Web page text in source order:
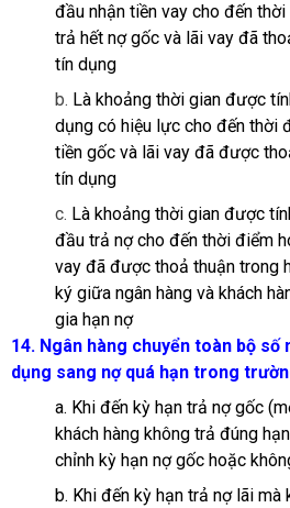
đầu nhận tiền vay cho đến
trả hết nợ gốc và lãi vay đã
tín dụng
b. Là khoảng thời gian được
dụng có hiệu lực cho đến thời
tiền gốc và lãi vay đã được
tín dụng
c. Là khoảng thời gian được
đầu trả nợ cho đến thời điểm
vay đã được thoả thuận trong
ký giữa ngân hàng và khách
gia hạn nợ
14. Ngân hàng chuyển toàn bộ
dụng sang nợ quá hạn trong
a. Khi đến kỳ hạn trả nợ gốc
khách hàng không trả đúng
chỉnh kỳ hạn nợ gốc hoặc
b. Khi đến kỳ hạn trả nợ lãi mà